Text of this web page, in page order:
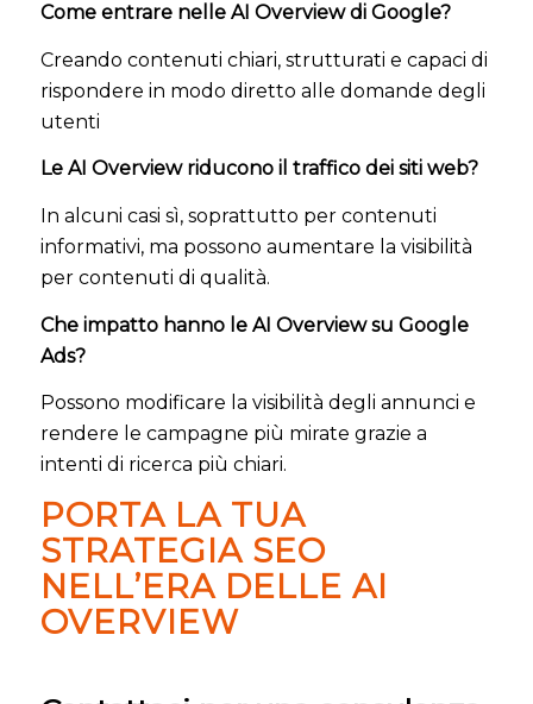
Come entrare nelle AI Overview di Google?
Creando contenuti chiari, strutturati e capaci di
rispondere in modo diretto alle domande degli
utenti
Le AI Overview riducono il traffico dei siti web?
In alcuni casi sì, soprattutto per contenuti
informativi, ma possono aumentare la visibilità
per contenuti di qualità.
Che impatto hanno le AI Overview su Google
Ads?
Possono modificare la visibilità degli annunci e
rendere le campagne più mirate grazie a
intenti di ricerca più chiari.
PORTA LA TUA
STRATEGIA SEO
NELL’ERA DELLE AI
OVERVIEW